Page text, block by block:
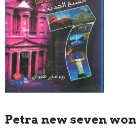
Petra new seven